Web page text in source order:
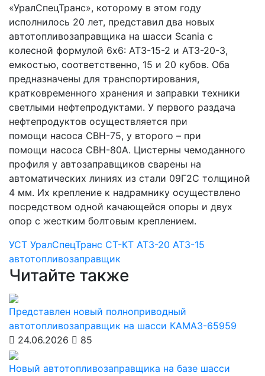
«УралСпецТранс», которому в этом году
исполнилось 20 лет, представил два новых
автотопливозаправщика на шасси Scania с
колесной формулой 6х6: АТЗ-15-2 и АТЗ-20-3,
емкостью, соответственно, 15 и 20 кубов. Оба
предназначены для транспортирования,
кратковременного хранения и заправки техники
светлыми нефтепродуктами. У первого раздача
нефтепродуктов осуществляется при
помощи насоса СВН-75, у второго – при
помощи насоса СВН-80А. Цистерны чемоданного
профиля у автозаправщиков сварены на
автоматических линиях из стали 09Г2С толщиной
4 мм. Их крепление к надрамнику осуществлено
посредством одной качающейся опоры и двух
опор с жестким болтовым креплением.
УСТ УралСпецТранс СТ-КТ АТЗ-20 АТЗ-15
автотопливозаправщик
Читайте также
Представлен новый полноприводный
автотопливозаправщик на шасси КАМАЗ-65959
24.06.2026
85
Новый автотопливозаправщика на базе шасси